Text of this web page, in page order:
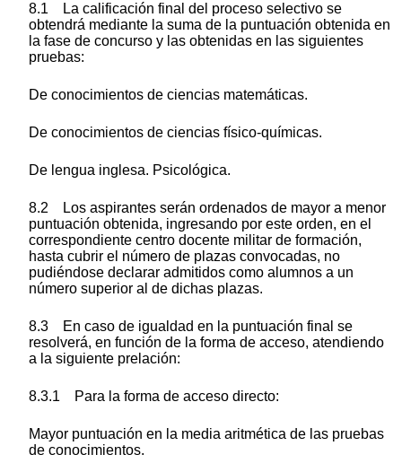
8.1 La calificación final del proceso selectivo se
obtendrá mediante la suma de la puntuación obtenida en
la fase de concurso y las obtenidas en las siguientes
pruebas:
De conocimientos de ciencias matemáticas.
De conocimientos de ciencias físico-químicas.
De lengua inglesa. Psicológica.
8.2 Los aspirantes serán ordenados de mayor a menor
puntuación obtenida, ingresando por este orden, en el
correspondiente centro docente militar de formación,
hasta cubrir el número de plazas convocadas, no
pudiéndose declarar admitidos como alumnos a un
número superior al de dichas plazas.
8.3 En caso de igualdad en la puntuación final se
resolverá, en función de la forma de acceso, atendiendo
a la siguiente prelación:
8.3.1 Para la forma de acceso directo:
Mayor puntuación en la media aritmética de las pruebas
de conocimientos.